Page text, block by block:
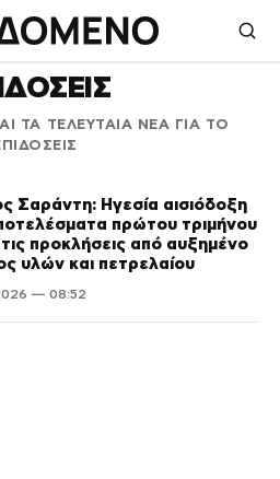
ΤΑ ΤΕΛΕΥΤΑΙΑ ΝΕΑ ΓΙΑ ΤΟ
Σαράντη: Ηγεσία αισιόδοξη
πρώτου τριμήνου
προκλήσεις από αυξημένο
υλών και πετρελαίου
— 08:52